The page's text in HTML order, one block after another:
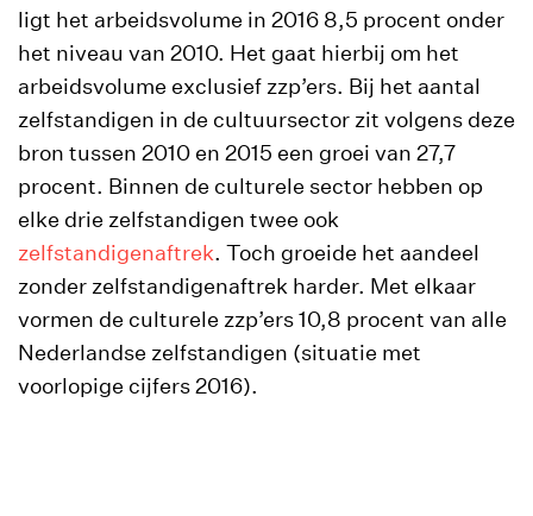
ligt het arbeidsvolume in 2016 8,5 procent onder
het niveau van 2010. Het gaat hierbij om het
arbeidsvolume exclusief zzp’ers. Bij het aantal
zelfstandigen in de cultuursector zit volgens deze
bron tussen 2010 en 2015 een groei van 27,7
procent. Binnen de culturele sector hebben op
elke drie zelfstandigen twee ook
zelfstandigenaftrek. Toch groeide het aandeel
zonder zelfstandigenaftrek harder. Met elkaar
vormen de culturele zzp’ers 10,8 procent van alle
Nederlandse zelfstandigen (situatie met
voorlopige cijfers 2016).